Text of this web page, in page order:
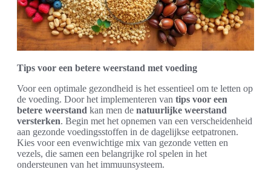
Tips voor een betere weerstand met voeding
Voor een optimale gezondheid is het essentieel om te letten op
de voeding. Door het implementeren van tips voor een
betere weerstand kan men de natuurlijke weerstand
versterken. Begin met het opnemen van een verscheidenheid
aan gezonde voedingsstoffen in de dagelijkse eetpatronen.
Kies voor een evenwichtige mix van gezonde vetten en
vezels, die samen een belangrijke rol spelen in het
ondersteunen van het immuunsysteem.